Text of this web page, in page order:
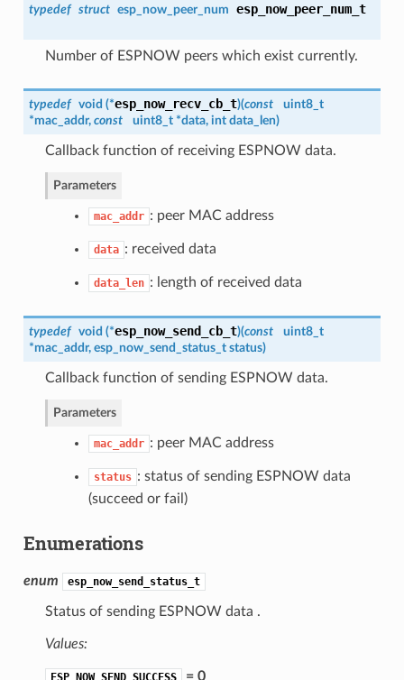
typedef struct esp_now_peer_num esp_now_peer_num_t
Number of ESPNOW peers which exist currently.
typedef void (*esp_now_recv_cb_t)(const
uint8_t
*mac_addr, const uint8_t *data, int data_len)
Callback function of receiving ESPNOW data.
Parameters
mac_addr : peer MAC address
data : received data
data_len : length of received data
typedef void (*esp_now_send_cb_t)(const
uint8_t
*mac_addr, esp_now_send_status_tstatus)
Callback function of sending ESPNOW data.
Parameters
mac_addr : peer MAC address
status : status of sending ESPNOW data
(succeed or fail)
Enumerations
enum esp_now_send_status_t
Status of sending ESPNOW data .
Values:
= 0